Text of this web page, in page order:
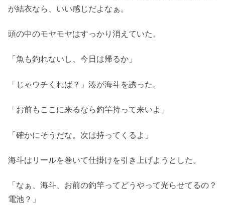
が結衣なら、いい感じだよなぁ。
頭の中のモヤモヤはすっかり消えていた。
「魚も釣れないし、今日は帰るか」
「じゃウチくれば？」湊が海斗を誘った。
「お前もここに来るなら釣竿持って来いよ」
「確かにそうだな。次は持ってくるよ」
海斗はリールを巻いて仕掛けを引き上げようとした。
「なぁ、海斗、お前の釣竿ってどうやって光らせてるの？
電池？」